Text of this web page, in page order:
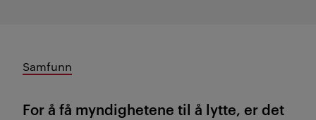
Samfunn
For å få myndighetene til å lytte, er det